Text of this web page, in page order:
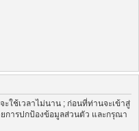
ใช้เวลาไม่นาน ; ก่อนที่ท่านจะเข้าสู่
การปกป้องข้อมูลส่วนตัว และกรุณา